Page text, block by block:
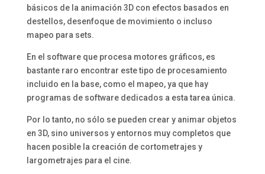
básicos de la animación 3D con efectos basados en
destellos, desenfoque de movimiento o incluso
mapeo para sets.
En el software que procesa motores gráficos, es
bastante raro encontrar este tipo de procesamiento
incluido en la base, como el mapeo, ya que hay
programas de software dedicados a esta tarea única.
Por lo tanto, no sólo se pueden crear y animar objetos
en 3D, sino universos y entornos muy completos que
hacen posible la creación de cortometrajes y
largometrajes para el cine.